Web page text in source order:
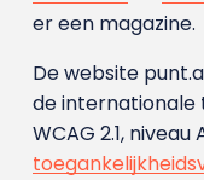
er een magazine.
De website
de internationale
WCAG 2.1, niveau